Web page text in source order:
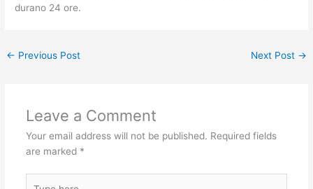
durano 24 ore.
← Previous Post Next Post →
Leave a Comment
Your email address will not be published. Required fields
are marked *